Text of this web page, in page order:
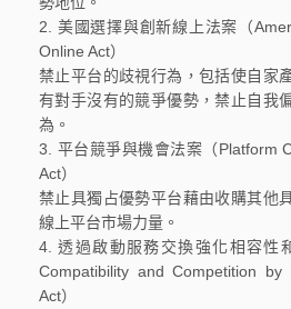
美國選擇與創新線上法案（
Online Act）
禁止平台的歧視行為，包括使自家
有對手沒有的競爭優勢，禁止自我
為。
平台競爭與機會法案（Platform
Act）
禁止具獨占優勢平台藉由收購其他
線上平台市場力量。
透過啟動服務交換強化相容性
Compatibility and Competition by
Act）